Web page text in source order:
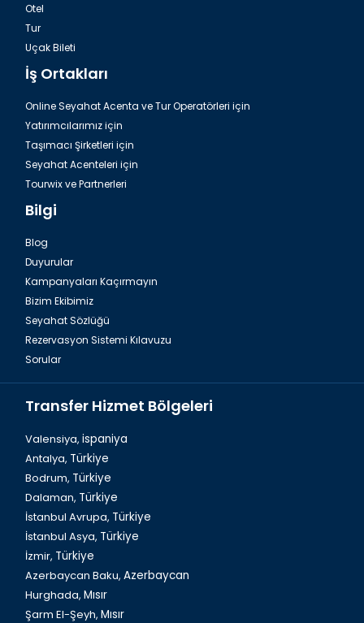
Otel
Tur
Uçak Bileti
İş Ortakları
Online Seyahat Acenta ve Tur Operatörleri için
Yatırımcılarımız için
Taşımacı Şirketleri için
Seyahat Acenteleri için
Tourwix ve Partnerleri
Bilgi
Blog
Duyurular
Kampanyaları Kaçırmayın
Bizim Ekibimiz
Seyahat Sözlüğü
Rezervasyon Sistemi Kılavuzu
Sorular
Transfer Hizmet Bölgeleri
Valensiya, ispaniya
Antalya, Türkiye
Bodrum, Türkiye
Dalaman, Türkiye
İstanbul Avrupa, Türkiye
İstanbul Asya, Türkiye
İzmir, Türkiye
Azerbaycan Baku, Azerbaycan
Hurghada, Mısır
Şarm El-Şeyh, Mısır